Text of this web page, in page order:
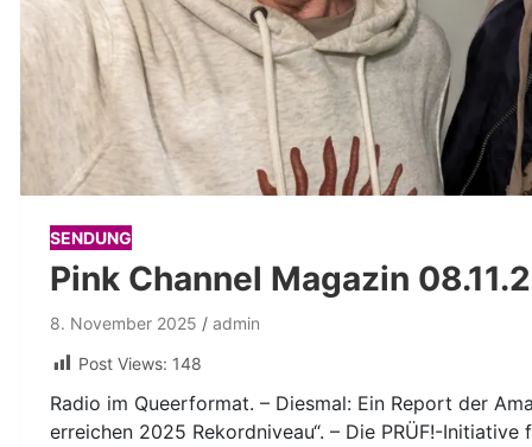
SENDUNG
Pink Channel Magazin
8. November 2025
admin
Post Views: 148
Radio im Queerformat. – Diesmal: Ein Report der
erreichen 2025 Rekordniveau“. – Die PRÜF!-